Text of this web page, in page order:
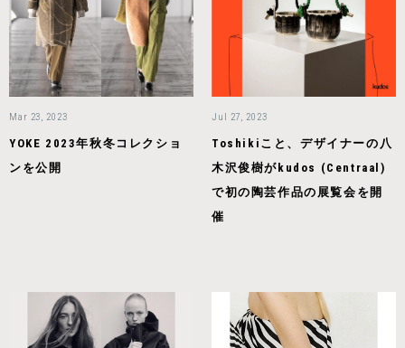
Mar 23, 2023
YOKE 2023年秋冬コレクショ
ンを公開
Jul 27, 2023
Toshikiこと、デザイナーの八
木沢俊樹がkudos (Centraal)
で初の陶芸作品の展覧会を開
催